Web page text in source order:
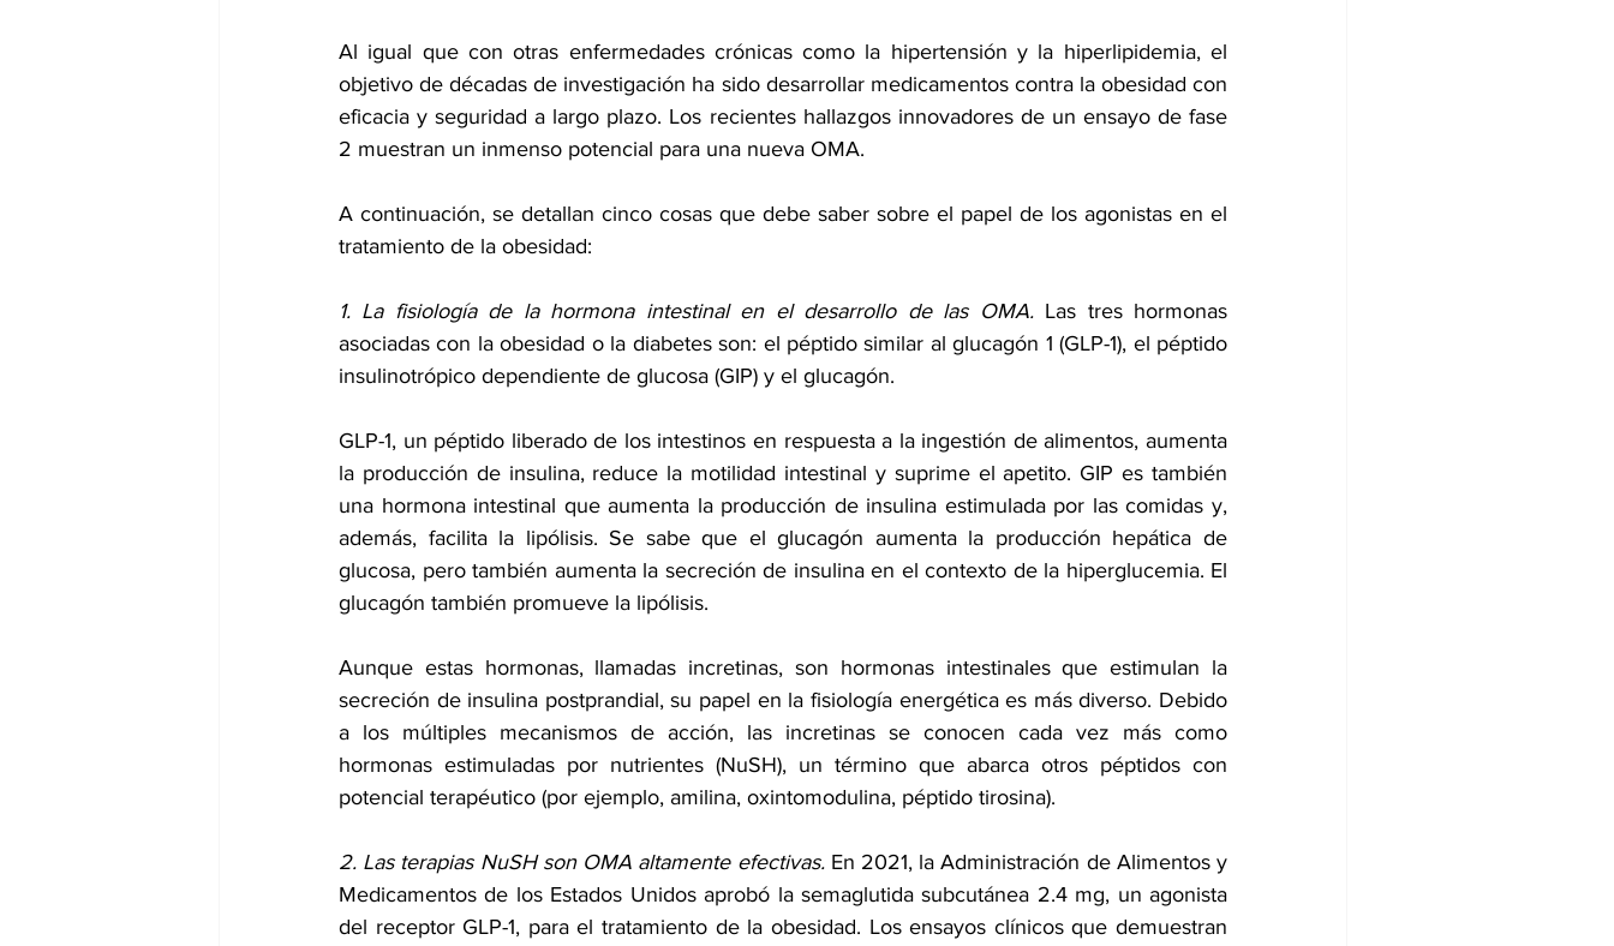
Al igual que con otras enfermedades crónicas como la hipertensión y la hiperlipidemia, el
objetivo de décadas de investigación ha sido desarrollar medicamentos contra la obesidad con
eficacia y seguridad a largo plazo. Los recientes hallazgos innovadores de un ensayo de fase
2 muestran un inmenso potencial para una nueva OMA.
A continuación, se detallan cinco cosas que debe saber sobre el papel de los agonistas en el
tratamiento de la obesidad:
1. La fisiología de la hormona intestinal en el desarrollo de las OMA. Las tres hormonas
asociadas con la obesidad o la diabetes son: el péptido similar al glucagón 1 (GLP-1), el péptido
insulinotrópico dependiente de glucosa (GIP) y el glucagón.
GLP-1, un péptido liberado de los intestinos en respuesta a la ingestión de alimentos, aumenta
la producción de insulina, reduce la motilidad intestinal y suprime el apetito. GIP es también
una hormona intestinal que aumenta la producción de insulina estimulada por las comidas y,
además, facilita la lipólisis. Se sabe que el glucagón aumenta la producción hepática de
glucosa, pero también aumenta la secreción de insulina en el contexto de la hiperglucemia. El
glucagón también promueve la lipólisis.
Aunque estas hormonas, llamadas incretinas, son hormonas intestinales que estimulan la
secreción de insulina postprandial, su papel en la fisiología energética es más diverso. Debido
a los múltiples mecanismos de acción
hormonas estimuladas por nutrientes (NuSH), un término que abarca otros péptidos con
potencial terapéutico (por ejemplo, amilina, oxintomodulina, péptido tirosina).
2. Las terapias NuSH son OMA altamente efectivas. En 2021, la Administración de Alimentos y
Medicamentos de los Estados Unidos aprobó la semaglutida subcutánea 2.4 mg, un agonista
del receptor GLP-1, para el tratamiento de la obesidad. Los ensayos clínicos que demuestran